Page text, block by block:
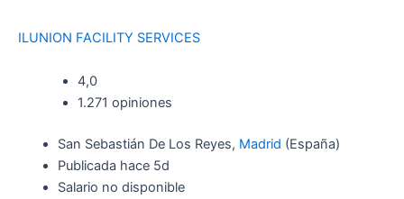
ILUNION FACILITY SERVICES
4,0
1.271 opiniones
San Sebastián De Los Reyes, Madrid (España)
Publicada hace 5d
Salario no disponible